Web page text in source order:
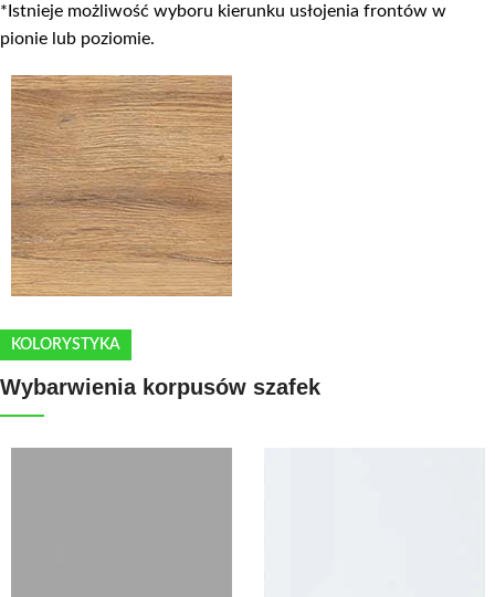
*Istnieje możliwość wyboru kierunku usłojenia frontów w
pionie lub poziomie.
KOLORYSTYKA
Wybarwienia korpusów szafek